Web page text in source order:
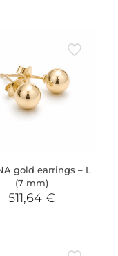
gold earrings – L
(7 mm)
511,64€